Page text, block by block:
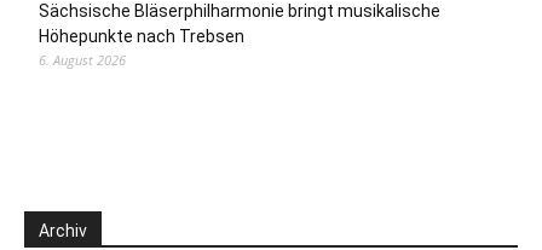
Sächsische Bläserphilharmonie bringt musikalische
Höhepunkte nach Trebsen
6. August 2026
Archiv